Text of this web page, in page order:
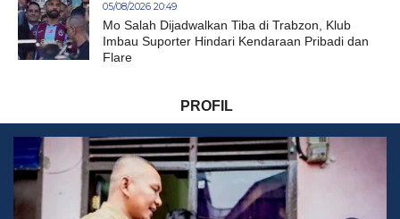
05/08/2026 20:49
Mo Salah Dijadwalkan Tiba di Trabzon, Klub
Imbau Suporter Hindari Kendaraan Pribadi dan
Flare
PROFIL